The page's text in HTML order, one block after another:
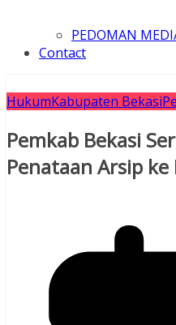
PEDOMAN
Contact
HukumKabupaten Bekasi
Pemkab Bekasi
Penataan Arsip ke